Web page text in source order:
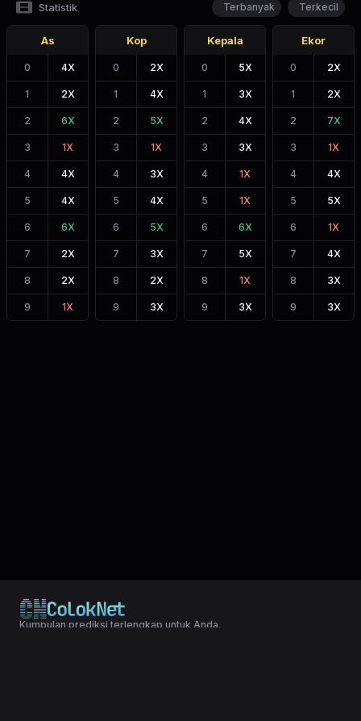
Statistik Terbanyak Terkecil
As
0
1
2
3
4
5
6
7
8
9
4X
2X
6X
1X
4X
4X
6X
2X
2X
1X
Kop
0
1
2
3
4
5
6
7
8
9
2X
4X
5X
1X
3X
4X
5X
3X
2X
3X
Kepala
0
1
2
3
4
5
6
7
8
9
5X
3X
4X
3X
1X
1X
6X
5X
1X
3X
Ekor
0
1
2
3
4
5
6
7
8
9
2X
2X
7X
1X
4X
5X
1X
4X
3X
3X
Kumpulan prediksi terlengkap untuk Anda.